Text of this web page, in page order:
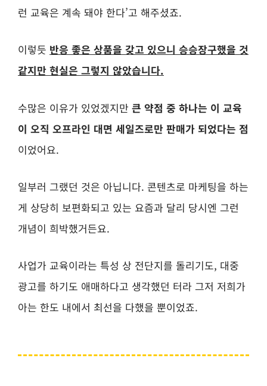
런 교육은 계속 돼야 한다’고 해주셨죠.
이렇듯 반응 좋은 상품을 갖고 있으니 승승장구했을 것
같지만 현실은 그렇지 않았습니다.
수많은 이유가 있었겠지만 큰 약점 중 하나는 이 교육
이 오직 오프라인 대면 세일즈로만 판매가 되었다는 점
이었어요.
일부러 그랬던 것은 아닙니다. 콘텐츠로 마케팅을 하는
게 상당히 보편화되고 있는 요즘과 달리 당시엔 그런
개념이 희박했거든요.
사업가 교육이라는 특성 상 전단지를 돌리기도, 대중
광고를 하기도 애매하다고 생각했던 터라 그저 저희가
아는 한도 내에서 최선을 다했을 뿐이었죠.